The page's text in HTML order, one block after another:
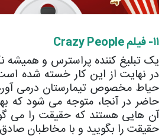
۱۱- فیلم Crazy People
یک تبلیغ کننده پراسترس و همیشه
در نهایت از این کار خسته شده
حیاط مخصوص تیمارستان درمی
حاضر در آنجا، متوجه می شود که
آن هایی هستند که حقیقت را می
حقیقت را بگویید و با مخاطبان